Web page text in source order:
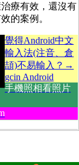
療有效，還沒有
的案例。
覺得Android中文
輸入法(注音、倉
頡)不易輸入？→
gcin Android
手機照相看照片